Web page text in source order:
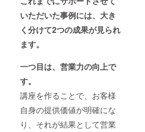
いただいた事例には、大き
く分けて2つの成果が見られ
ます。
一つ目は、営業力の向上で
す。
講座を作ることで、お客様
自身の提供価値が明確にな
り、それが結果として営業